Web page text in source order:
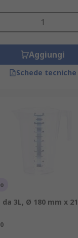
Aggiungi
Schede tecniche
da 3L, Ø 180 mm x